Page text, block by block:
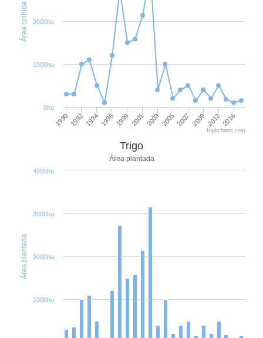
Área colhida
1990 19921994 1996 1999 2001 2003 2005 2007 2009 20122016
0ha
1000ha
2000ha
Highcharts.com
Área plantada
Trigo
Área plantada
1000ha
2000ha
3000ha
4000ha